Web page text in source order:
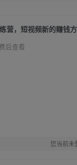
后查看
您当前未